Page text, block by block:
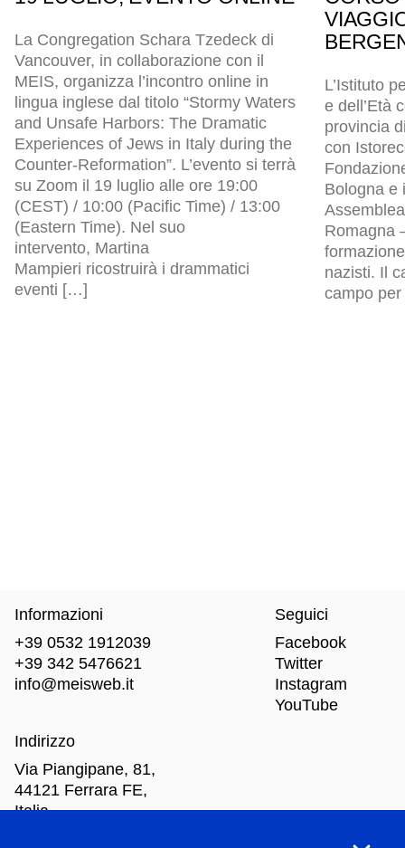
La Congregation Schara Tzedeck di
Vancouver, in collaborazione con il
MEIS, organizza l’incontro online in
lingua inglese dal titolo “Stormy Waters
and Unsafe Harbors: The Dramatic
Experiences of Jews in Italy during the
Counter-Reformation”. L’evento si terrà
su Zoom il 19 luglio alle ore 19:00
(CEST) / 10:00 (Pacific Time) / 13:00
(Eastern Time). Nel suo
intervento, Martina
Mampieri ricostruirà i drammatici
eventi […]
L’Istituto
e dell’Età
provincia
con
Bologna e
Romagna
nazisti. Il
campo
Informazioni
+39 0532 1912039
+39 342 5476621
info@meisweb.it
Indirizzo
Via Piangipane, 81,
44121 Ferrara FE,
Italia
Seguici
Facebook
Twitter
Instagram
YouTube